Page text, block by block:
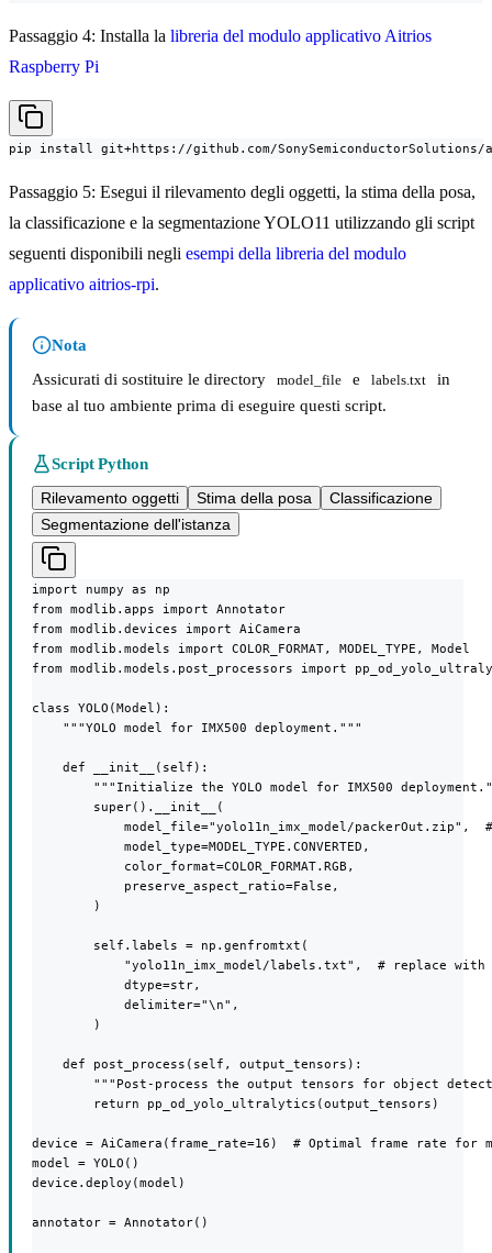
Passaggio 4: Installa la libreria del modulo applicativo Aitrios
Raspberry Pi
pip install git+https://github.com/
Passaggio 5: Esegui il rilevamento degli oggetti, la stima della posa,
la classificazione e la segmentazione YOLO11 utilizzando gli script
seguenti disponibili negli esempi della libreria del modulo
applicativo aitrios-rpi.
Nota
Assicurati di sostituire le directory
model_file e labels.txt
in
base al tuo ambiente prima di eseguire questi script.
Script Python
Rilevamento oggetti
Stima della posa
Classificazione
Segmentazione dell'istanza
import numpy as np
from modlib.apps import Annotator
from modlib.devices import AiCamera
from modlib.models import COLOR_FORMAT, MODEL_TYPE, Model
from modlib.models.post_processors import
class YOLO(Model):
    """YOLO model for IMX500 deployment."""
    def __init__(self):
"""Initialize the YOLO model for IMX500
        super().__init__(
model_file="yolo11n_imx_model/packerOut.zip",
            model_type=MODEL_TYPE.CONVERTED,
            color_format=COLOR_FORMAT.RGB,
            preserve_aspect_ratio=False,
        )
        self.labels = np.genfromtxt(
"yolo11n_imx_model/labels.txt",  # replace with
            dtype=str,
            delimiter="\n",
        )
    def post_process(self, output_tensors):
"""Post-process the output tensors for object
        return pp_od_yolo_ultralytics(output_tensors)
device = AiCamera(frame_rate=16)  # Optimal frame rate for
model = YOLO()
device.deploy(model)
annotator = Annotator()